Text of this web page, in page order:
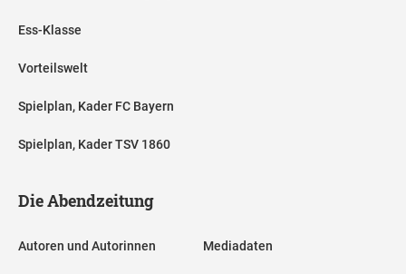
Ess-Klasse
Vorteilswelt
Spielplan, Kader FC Bayern
Spielplan, Kader TSV 1860
Die Abendzeitung
Autoren und Autorinnen Mediadaten